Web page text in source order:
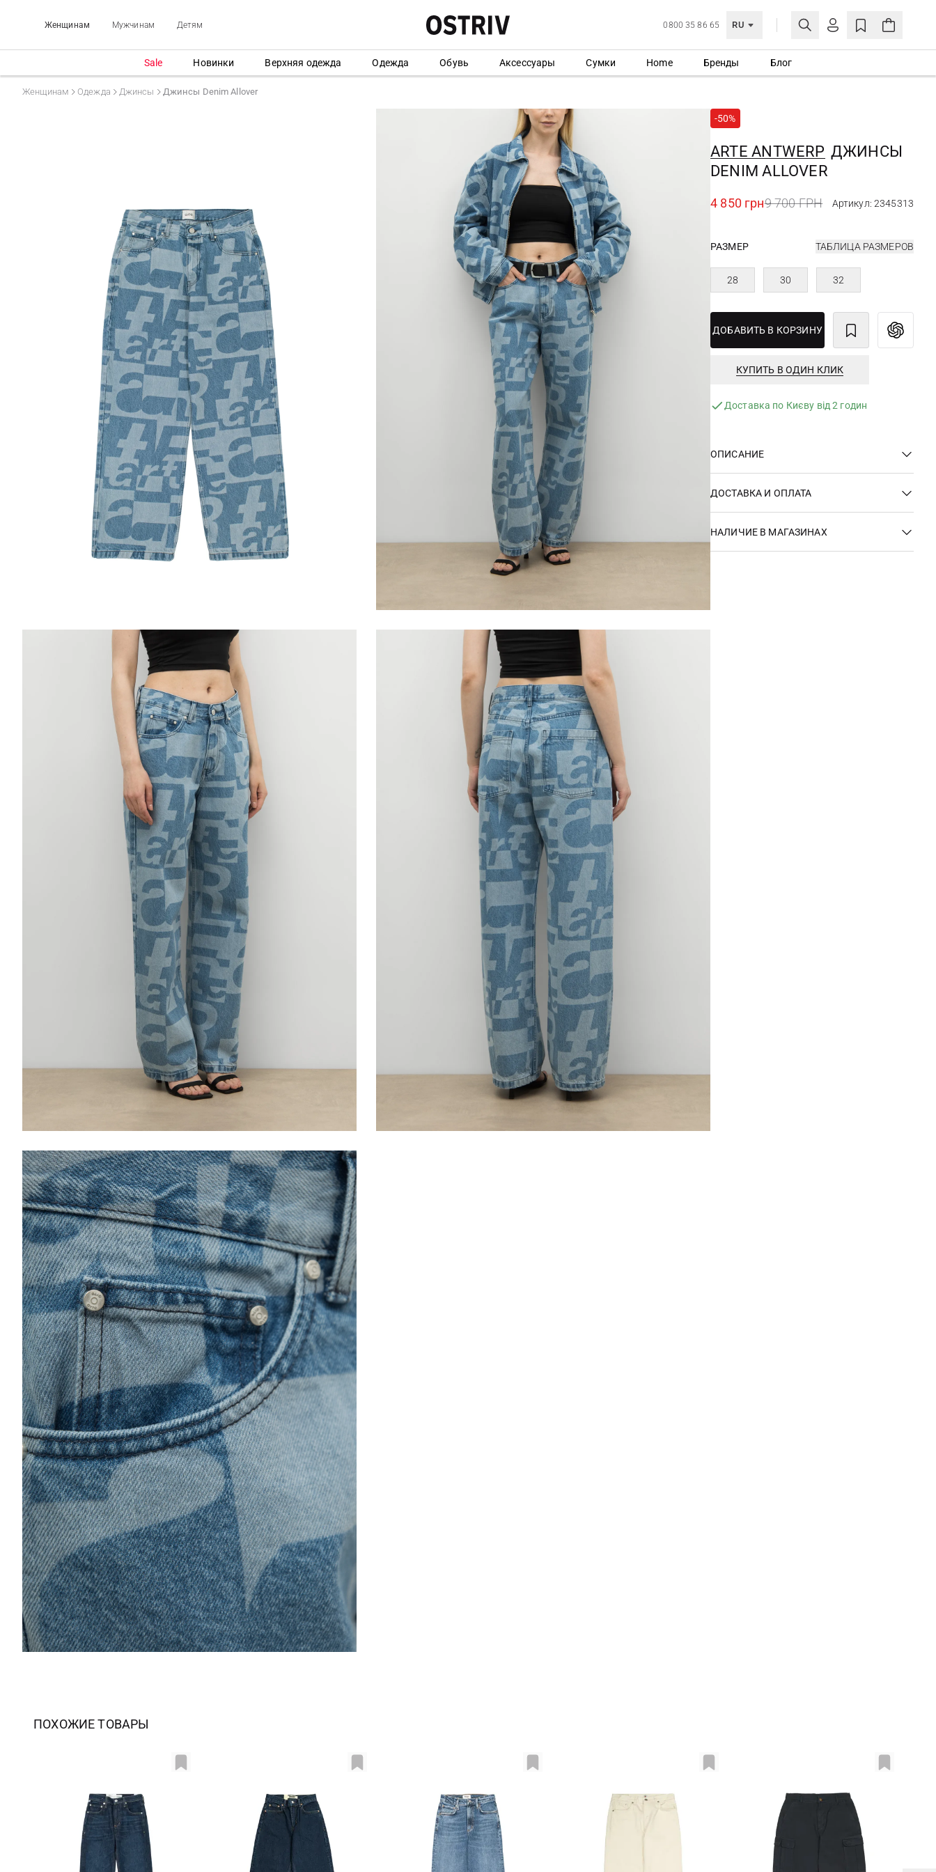
Женщинам Мужчинам Детям 0800 35 86 65 RU
ЛИЧНЫЙ КАБИНЕТ
СОЗДАТЬ УЧЕТНУЮ ЗАПИСЬ
Sale Новинки Верхняя одежда Одежда Обувь Аксессуары Сумки Home Бренды Блог
Женщинам Одежда Джинсы Джинсы Denim Allover
-50%
ARTE ANTWERP ДЖИНСЫ
DENIM ALLOVER
4 850 грн9 700 ГРН Артикул: 2345313
РАЗМЕР ТАБЛИЦА РАЗМЕРОВ
28 30 32
ДОБАВИТЬ В КОРЗИНУ
КУПИТЬ В ОДИН КЛИК
Доставка по Києву від 2 годин
ОПИСАНИЕ
ДОСТАВКА И ОПЛАТА
НАЛИЧИЕ В МАГАЗИНАХ
ПОХОЖИЕ ТОВАРЫ